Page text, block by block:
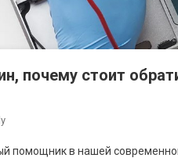
почему стоит
помощник в нашей